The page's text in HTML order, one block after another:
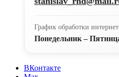
График обработки
Понедельник –
ВКонтакте